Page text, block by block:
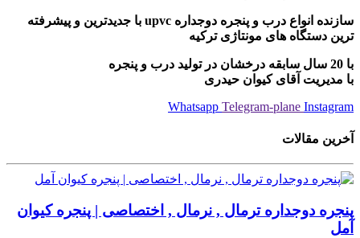
سازنده انواع درب و پنجره دوجداره upvc با جدیدترین و پیشرفته
ترین دستگاه های مونتاژی ترکیه
با 20 سال سابقه درخشان در تولید درب و پنجره
با مدیریت آقای کیوان حیدری
Whatsapp Telegram-plane Instagram
آخرین مقالات
پنجره دوجداره ترمال , نرمال , اختصاصی | پنجره کیوان
آمل